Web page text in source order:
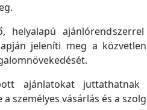
helyalapú
jeleníti meg a
ajánlatokat
személyes vásárlás és a